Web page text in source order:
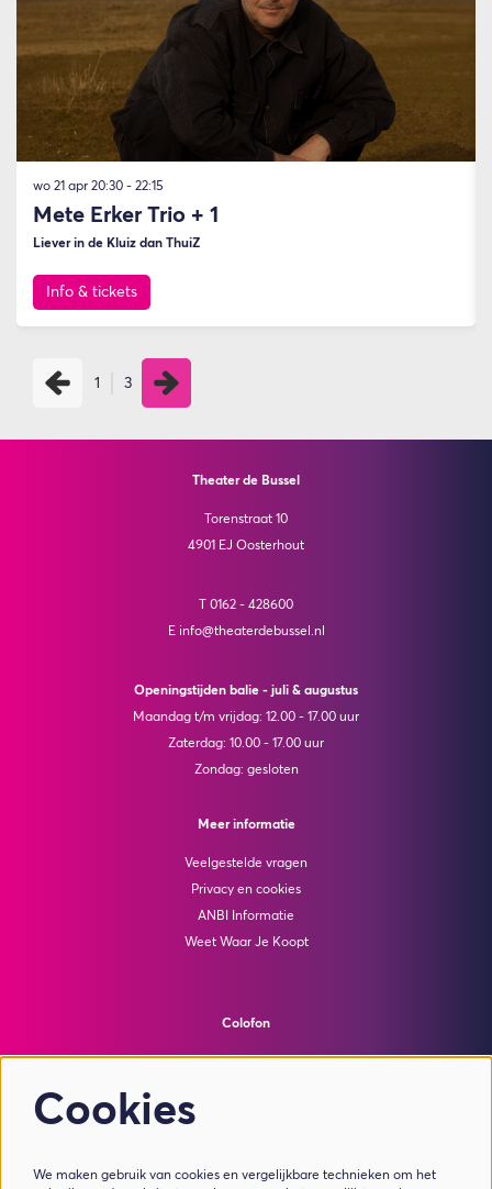
Mete Erker Trio + 1
Liever in de Kluiz dan ThuiZ
wo 21 apr 20:30 - 22:15
Info & tickets
1 3
Theater de Bussel
Torenstraat 10
4901 EJ Oosterhout
T 0162 - 428600
E info@theaterdebussel.nl
Openingstijden balie - juli & augustus
Maandag t/m vrijdag: 12.00 - 17.00 uur
Zaterdag: 10.00 - 17.00 uur
Zondag: gesloten
Meer informatie
Veelgestelde vragen
Privacy en cookies
ANBI Informatie
Weet Waar Je Koopt
Colofon
Cookies
We maken gebruik van cookies en vergelijkbare technieken om het